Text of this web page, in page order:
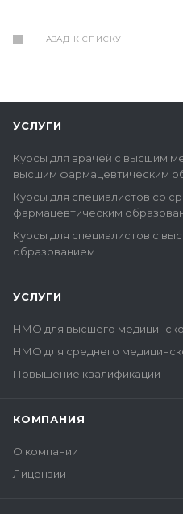
НАЗАД К СПИСКУ
УСЛУГИ
Курсы для врачей с высшим
высшим фармацевтическим
Курсы для специалистов со
фармацевтическим
Курсы для специалистов с
образованием
УСЛУГИ
НМО для высшего
НМО для среднего
Повышение квалификации
КОМПАНИЯ
О компании
Лицензии